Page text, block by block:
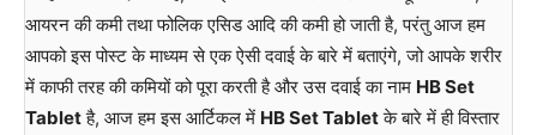
आयरन की कमी तथा फोलिक एसिड आदि की कमी हो जाती है, परंतु आज हम
आपको इस पोस्ट के माध्यम से एक ऐसी दवाई के बारे में बताएंगे, जो आपके शरीर
में काफी तरह की कमियों को पूरा करती है और उस दवाई का नाम HB Set
Tabletहै, आज हम इस आर्टिकल में HB Set Tabletके बारे में ही विस्तार